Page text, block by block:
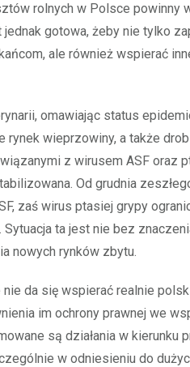
rolnych w Polsce powinny
gotowa, żeby nie tylko
ale również wspierać
omawiając status
rynek wieprzowiny, a także
z wirusem ASF oraz
Od grudnia
zaś wirus ptasiej grypy
ta jest nie bez
nowych rynków zbytu.
da się wspierać realnie
im ochrony prawnej we
są działania w kierunku
w odniesieniu do